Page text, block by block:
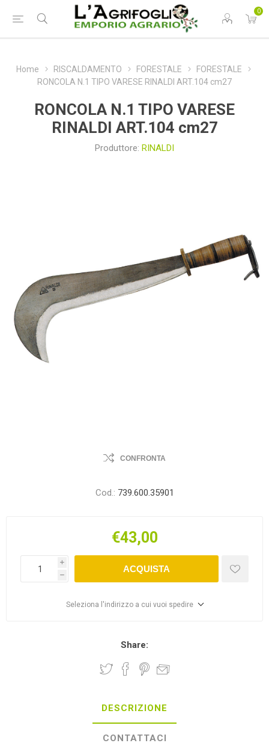
0
Home RISCALDAMENTO FORESTALE
FORESTALE
RONCOLA N.1 TIPO VARESE RINALDI ART.104 cm27
RONCOLA N.1 TIPO VARESE
RINALDI ART.104 cm27
Produttore: RINALDI
CONFRONTA
Cod.: 739.600.35901
€43,00
i
h
ACQUISTA
Seleziona l'indirizzo a cui vuoi spedire
Share:
DESCRIZIONE
CONTATTACI